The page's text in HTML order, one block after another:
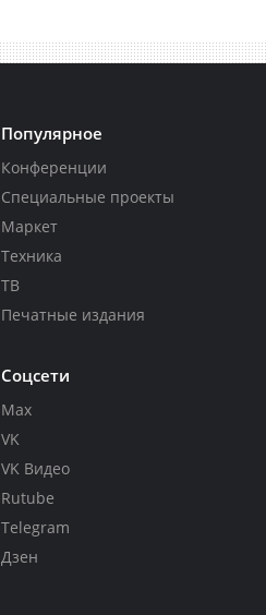
Популярное
Конференции
Специальные проекты
Маркет
Техника
ТВ
Печатные издания
Соцсети
Max
VK
VK Видео
Rutube
Telegram
Дзен